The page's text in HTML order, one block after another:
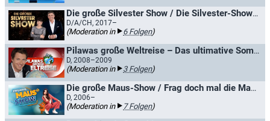
Die große Silvester Show / Die Silvester-Showparty
D/A/CH, 2017–
(Moderation in 6 Folgen)
Pilawas große Weltreise – Das ultimative Sommerquiz
D, 2008–2009
(Moderation in 3 Folgen)
Die große Maus-Show / Frag doch mal die Maus
D, 2006–
(Moderation in 7 Folgen)